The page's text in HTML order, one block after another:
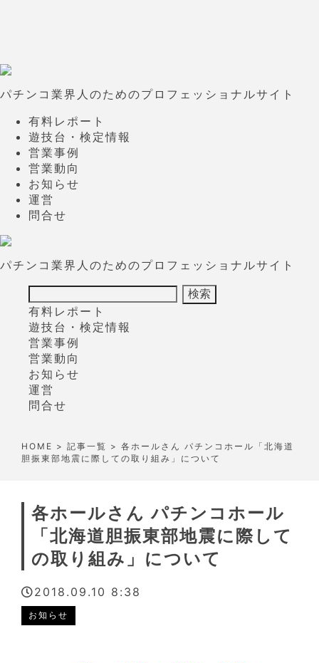
パチンコ業界人のためのプロフェッショナルサイト
有料レポート
遊技台・検定情報
営業事例
営業動向
お知らせ
運営
問合せ
パチンコ業界人のためのプロフェッショナルサイト
有料レポート
遊技台・検定情報
営業事例
営業動向
お知らせ
運営
問合せ
HOME > 記事一覧 > 各ホールさん パチンコホール「北海道
胆振東部地震に際しての取り組み」について
各ホールさん パチンコホール
「北海道胆振東部地震に際して
の取り組み」について
2018.09.10 8:38
お知らせ